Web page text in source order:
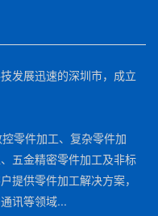
发展迅速的深圳市，成立
零件加工、复杂零件加
五金精密零件加工及非标
提供零件加工解决方案，
讯等领域...